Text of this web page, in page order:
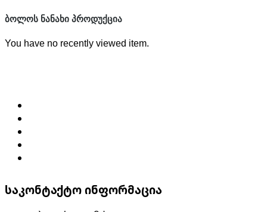
ᲑᲝᲚᲝᲡ ᲜᲐᲜᲐᲮᲘ ᲞᲠᲝᲓᲣᲥᲪᲘᲐ
You have no recently viewed item.
საკონტაქტო ინფორმაცია